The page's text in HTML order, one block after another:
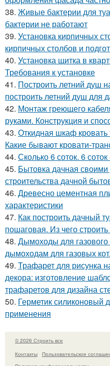
38. Живые бактерии для
бактерии не работают
39. Установка кирпичных
кирпичных столбов и
40. Установка щитка в
Требования к установке
41. Построить летний душ
построить летний душ для
42. Монтаж греющего
руками. Конструкция и
43. Откидная шкаф
Какие бывают кровати-
44. Сколько 6 соток. 6
45. Бытовка дачная
строительства дачной
46. Древесно цементная
характеристики
47. Как построить дачный
пошаговая. Из чего
48. Дымоходы для газового
дымоходам для газовых
49. Трафарет для рисунка
декора: изготовление
трафаретов для дизайна
50. Герметик силиконовый
применения
© 2026 Строить все
Контакты
Пользовательское